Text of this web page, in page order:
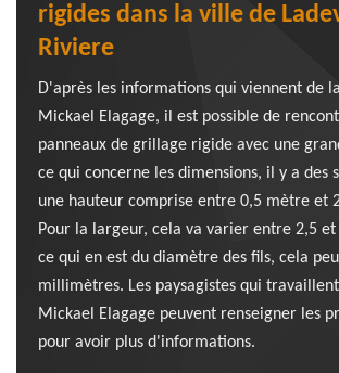
rigides dans la ville de
Riviere
D'après les informations qui viennent de
Mickael Elagage, il est possible de
panneaux de grillage rigide avec une
ce qui concerne les dimensions, il y a des
une hauteur comprise entre 0,5 mètre et
Pour la largeur, cela va varier entre 2,5
ce qui en est du diamètre des fils, cela
millimètres. Les paysagistes qui
Mickael Elagage peuvent renseigner les
pour avoir plus d'informations.